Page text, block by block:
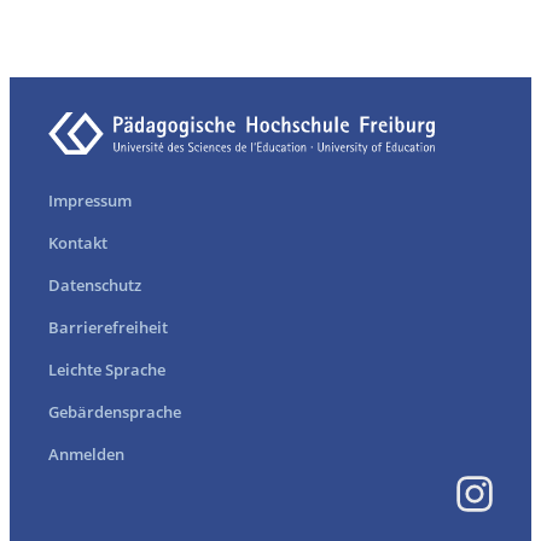
Impressum
Kontakt
Datenschutz
Barrierefreiheit
Leichte Sprache
Gebärdensprache
Anmelden